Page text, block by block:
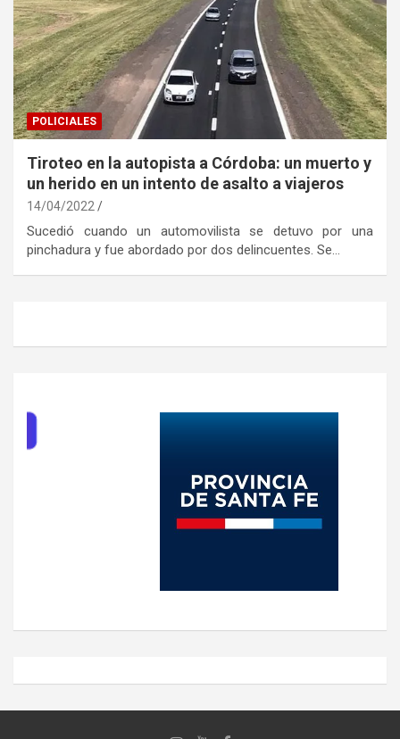
POLICIALES
Tiroteo en la autopista a Córdoba: un muerto y
un herido en un intento de asalto a viajeros
14/04/2022
Sucedió cuando un automovilista se detuvo por una
pinchadura y fue abordado por dos delincuentes. Se…